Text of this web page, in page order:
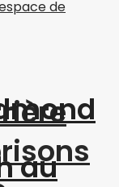
au